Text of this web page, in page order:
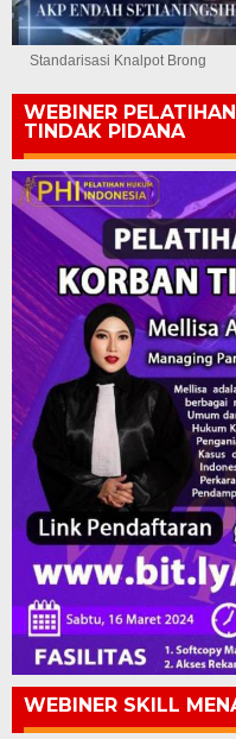
Standarisasi Knalpot Brong
WEBINER
TINDAK PIDANA
WEBINER SKILL